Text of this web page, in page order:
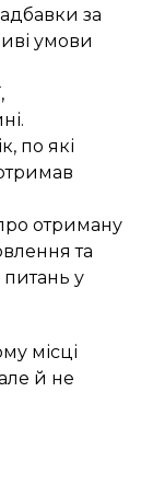
за
умови
по які
отриману
та
у
місці
й не